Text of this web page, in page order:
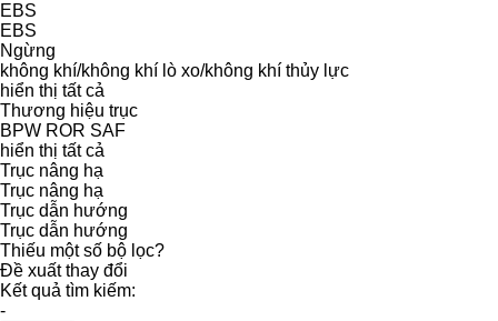
EBS
EBS
Ngừng
không khí/không khí lò xo/không khí thủy lực
hiển thị tất cả
Thương hiệu trục
BPW ROR SAF
hiển thị tất cả
Trục nâng hạ
Trục nâng hạ
Trục dẫn hướng
Trục dẫn hướng
Thiếu một số bộ lọc?
Đề xuất thay đổi
Kết quả tìm kiếm:
-